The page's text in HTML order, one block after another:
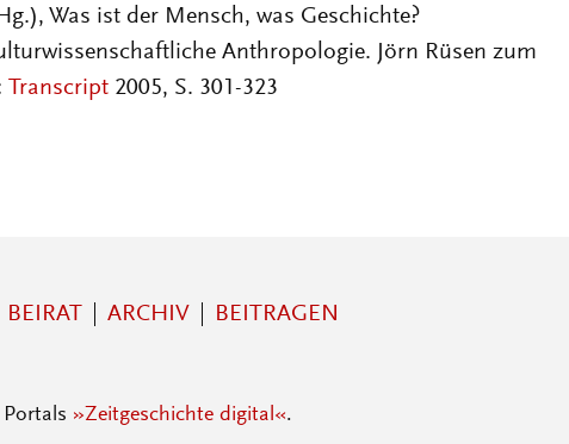
Was ist der Mensch, was Geschichte?
Anthropologie. Jörn Rüsen zum
Transcript 2005, S. 301-323
BEIRAT ARCHIV BEITRAGEN
»Zeitgeschichte digital«.